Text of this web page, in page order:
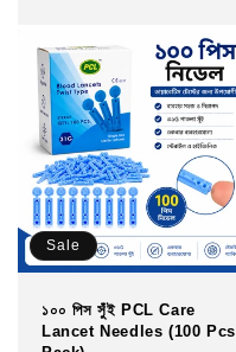
Sale
১০০ পিস সুঁই PCL Care
Lancet Needles (100 Pcs